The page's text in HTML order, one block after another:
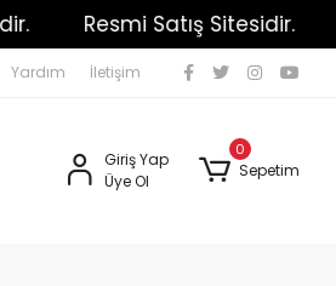
Resmi Satış Sitesidir.
Yardım İletişim
Giriş Yap
Üye Ol
0
Sepetim